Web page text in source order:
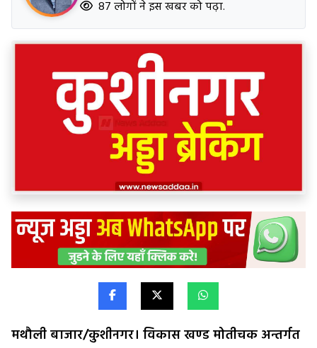
87 लोगों ने इस खबर को पढ़ा.
मथौली बाजार/कुशीनगर। विकास खण्ड मोतीचक अन्तर्गत